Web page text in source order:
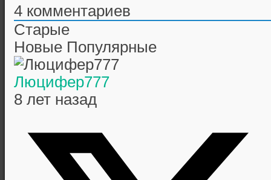
4 комментариев
Старые
Новые Популярные
Люцифер777
8 лет назад